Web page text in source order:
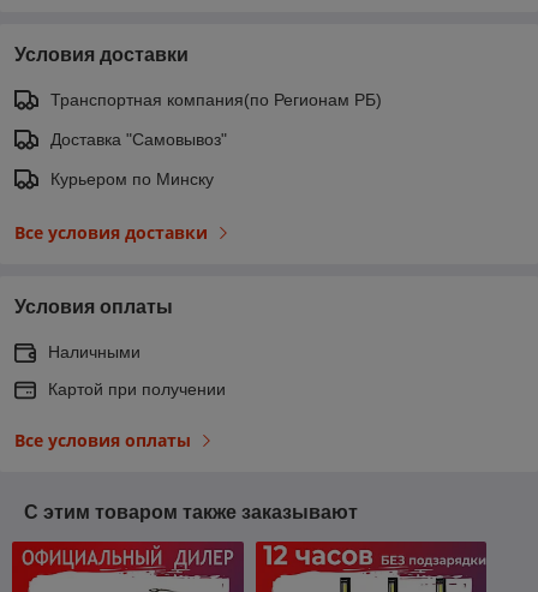
Условия доставки
Транспортная компания(по Регионам РБ)
Доставка "Самовывоз"
Курьером по Минску
Все условия доставки
Условия оплаты
Наличными
Картой при получении
Все условия оплаты
С этим товаром также заказывают